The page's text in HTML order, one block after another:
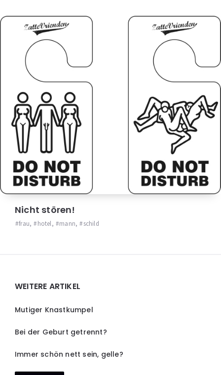
Nicht stören!
frau, hotel, mann, schild
Widgets
WEITERE ARTIKEL
Mutiger Knastkumpel
Bei der Geburt getrennt?
Immer schön nett sein, gelle?